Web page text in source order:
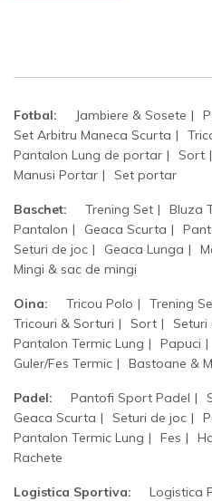
Fotbal: Jambiere & Sosete
Set Arbitru Maneca Scurta
Pantalon Lung de portar
Sort
Manusi Portar
Set portar
Baschet: Trening Set Bluza
Pantalon
Geaca Scurta
Seturi de joc
Geaca Lunga
Mingi & sac de mingi
Oina: Tricou Polo Trening
Tricouri & Sorturi
Sort Seturi
Pantalon Termic Lung
Papuci
Guler/Fes Termic
Bastoane &
Padel: Pantofi Sport Padel
Geaca Scurta
Seturi de joc
Pantalon Termic Lung
Fes
Rachete
Logistica Sportiva: Logistica